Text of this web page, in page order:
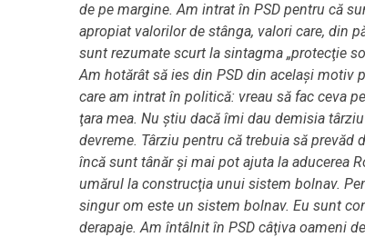
de pe margine. Am intrat în PSD pentru că
apropiat valorilor de stânga, valori care, din
sunt rezumate scurt la sintagma „protecţie
Am hotărât să ies din PSD din acelaşi motiv
care am intrat în politică: vreau să fac ceva
ţara mea. Nu ştiu dacă îmi dau demisia
devreme. Târziu pentru că trebuia să
încă sunt tânăr şi mai pot ajuta la aducerea
umărul la construcţia unui sistem bolnav.
singur om este un sistem bolnav. Eu sunt
derapaje. Am întâlnit în PSD câţiva oameni